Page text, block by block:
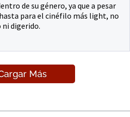
de su género, ya que a pesar
para el cinéfilo más light, no
digerido.
Más